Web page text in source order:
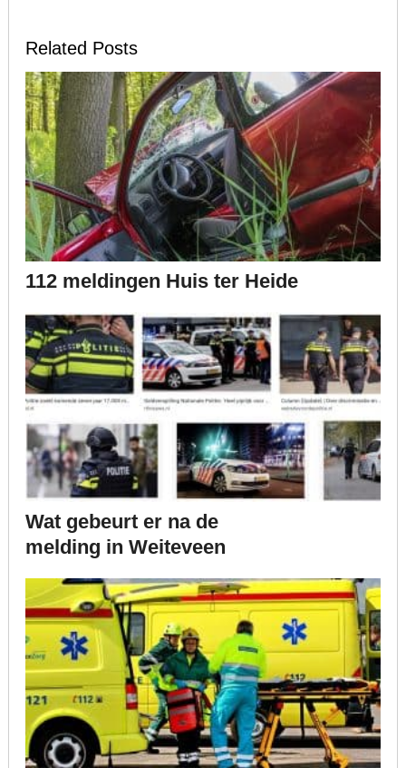
Related Posts
112 meldingen Huis ter Heide
Wat gebeurt er na de
melding in Weiteveen